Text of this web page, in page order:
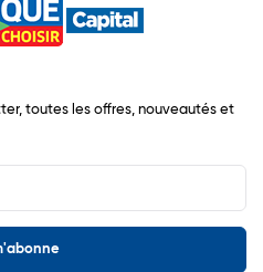
toutes les offres, nouveautés et